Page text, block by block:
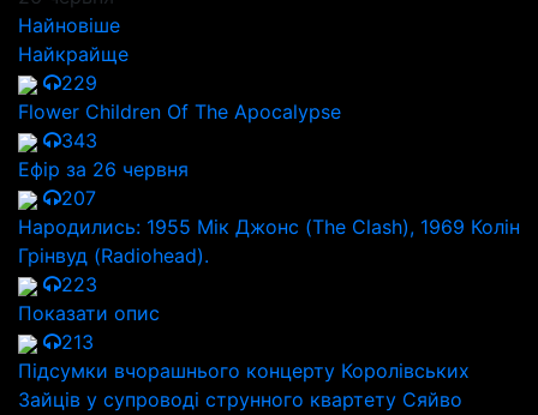
Найновіше
Найкрайще
229
Flower Children Of The Apocalypse
343
Ефір за 26 червня
207
Народились: 1955 Мік Джонс (The Clash), 1969 Колін
Грінвуд (Radiohead).
223
Показати опис
213
Підсумки вчорашнього концерту Королівських
Зайців у супроводі струнного квартету Сяйво